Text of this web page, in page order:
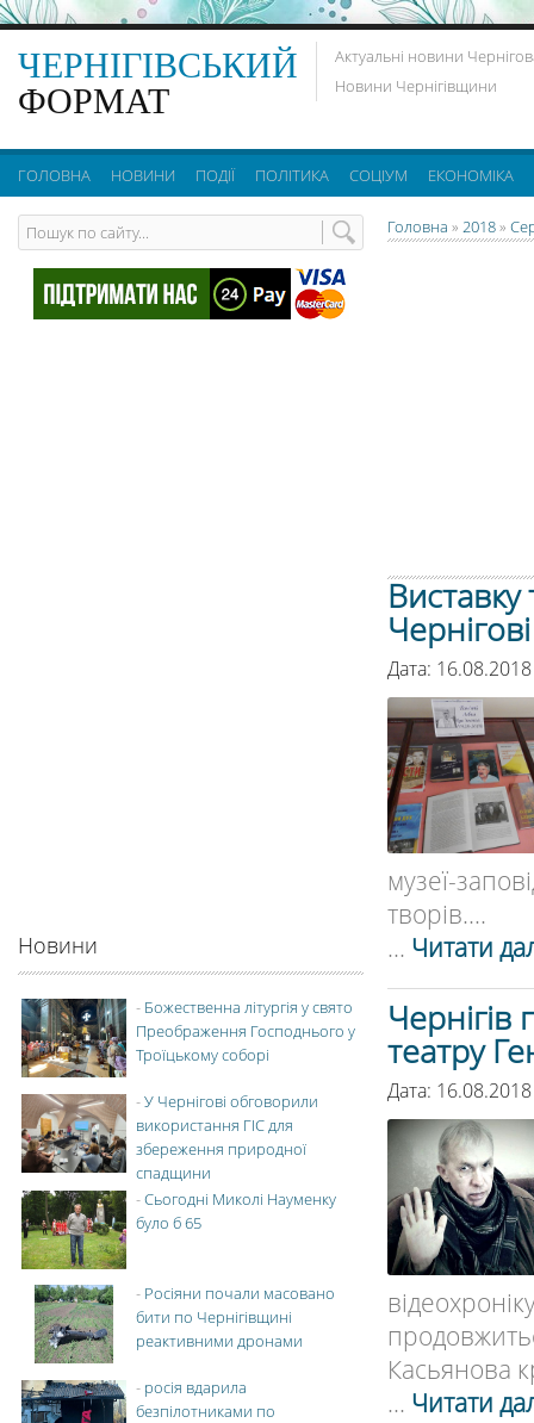
ЧЕРНІГІВСЬКИЙ
ФОРМАТ
Актуальні новини
Новини Чернігівщини
ГОЛОВНА НОВИНИ ПОДІЇ ПОЛІТИКА СОЦІУМ ЕКОНОМІКА
Головна » 2018»
Чернігові
Дата:
музеї-
творів....
... Читати
театру
Дата:
Касьянова
... Читати
Новини
- Божественна літургія у свято
Преображення Господнього у
Троїцькому соборі
-У Чернігові обговорили
використання ГІС для
збереження природної
спадщини
-Сьогодні Миколі Науменку
було б 65
- Росіяни почали масовано
бити по Чернігівщині
реактивними дронами
- росія вдарила
безпілотниками по